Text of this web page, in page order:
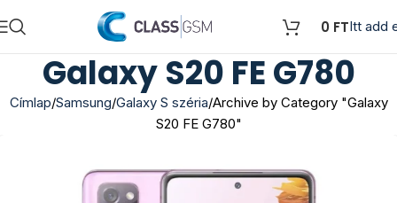
0 FTItt add
Galaxy S20 FE G780
Címlap Samsung Galaxy S széria Archive by Category "Galaxy
S20 FE G780"